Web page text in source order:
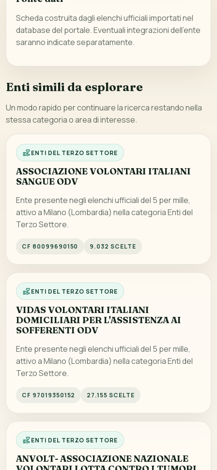
Scheda costruita dagli elenchi ufficiali importati nel
database del portale. Eventuali integrazioni dell’ente
saranno indicate separatamente.
Enti simili da esplorare
Un modo rapido per continuare la ricerca restando nella
stessa categoria o area di interesse.
ENTI DEL TERZO SETTORE
ASSOCIAZIONE VOLONTARI ITALIANI
SANGUE ODV
Ente presente negli elenchi ufficiali del 5 per mille,
attivo a Milano (Lombardia) nella categoria Enti del
Terzo Settore.
CF 80099690150 9.032 SCELTE
ENTI DEL TERZO SETTORE
VIDAS VOLONTARI ITALIANI
DOMICILIARI PER L'ASSISTENZA AI
SOFFERENTI ODV
Ente presente negli elenchi ufficiali del 5 per mille,
attivo a Milano (Lombardia) nella categoria Enti del
Terzo Settore.
CF 97019350152 27.155 SCELTE
ENTI DEL TERZO SETTORE
ANVOLT- ASSOCIAZIONE NAZIONALE